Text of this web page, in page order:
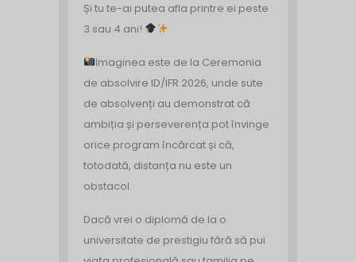
Și tu te-ai putea afla printre ei peste
3 sau 4 ani!
Imaginea este de la Ceremonia
de absolvire ID/IFR 2026, unde sute
de absolvenți au demonstrat că
ambiția și perseverența pot învinge
orice program încărcat și că,
totodată, distanța nu este un
obstacol.
Dacă vrei o diplomă de la o
universitate de prestigiu fără să pui